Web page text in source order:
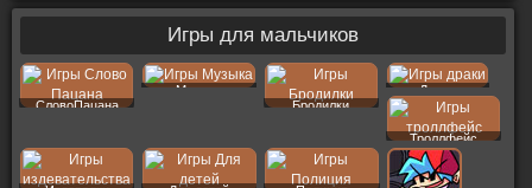
Игры для мальчиков
СловоПацана
Музыка
Бродилки
Драки
Троллфейс